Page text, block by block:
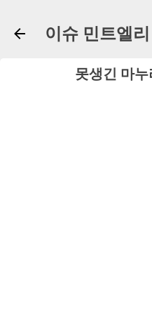
이슈 민트엘리
못생긴 마